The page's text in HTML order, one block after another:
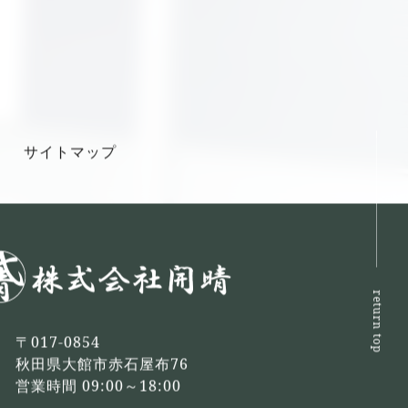
サイトマップ
return top
〒017-0854
秋田県大館市赤石屋布76
営業時間 09:00～18:00